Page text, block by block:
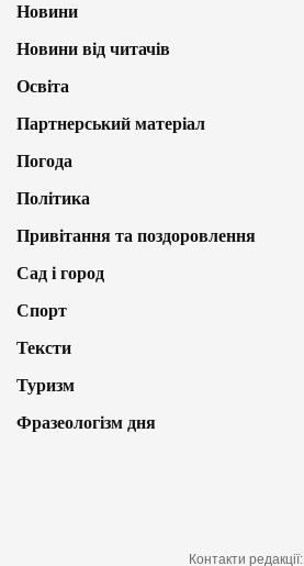
Новини
Новини від читачів
Освіта
Партнерський матеріал
Погода
Політика
Привітання та поздоровлення
Сад і город
Спорт
Тексти
Туризм
Фразеологізм дня
Контакти редакції: